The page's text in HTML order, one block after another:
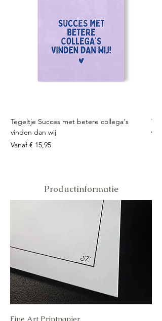
Tegeltje Succes met betere collega's
vinden dan wij
Vanaf€ 15,95
Verkoopprijs
Productinformatie
Fine Art Printpapier